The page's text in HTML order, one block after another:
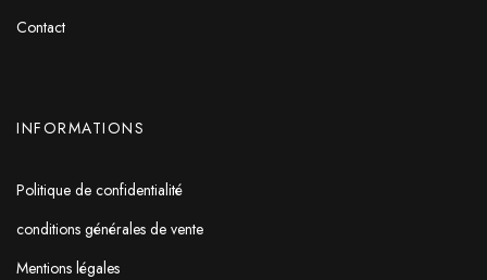
Contact
INFORMATIONS
Politique de confidentialité
conditions générales de vente
Mentions légales